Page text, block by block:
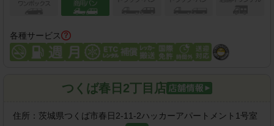
各種サービス
つくば春日2丁目店
住所： 茨城県つくば市春日2-11-2ハッカーアパートメント1号室